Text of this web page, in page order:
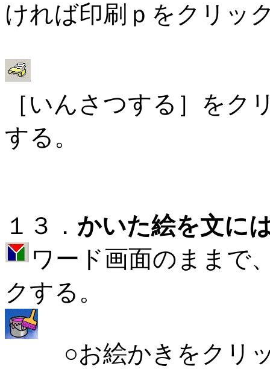
ければ印刷ｐをクリッ
［いんさつする］をク
する。
１３． かいた絵を文に
ワード画面のままで
クする。
○お絵かきをクリ